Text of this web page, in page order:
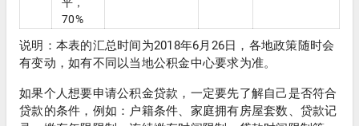
70%
说明：本表的汇总时间为2018年6月26日，各地政策随时会
有变动，如有不同以当地公积金中心要求为准。
如果个人想要申请公积金贷款，一定要先了解自己是否符合
贷款的条件，例如：户籍条件、家庭拥有房屋套数、贷款记